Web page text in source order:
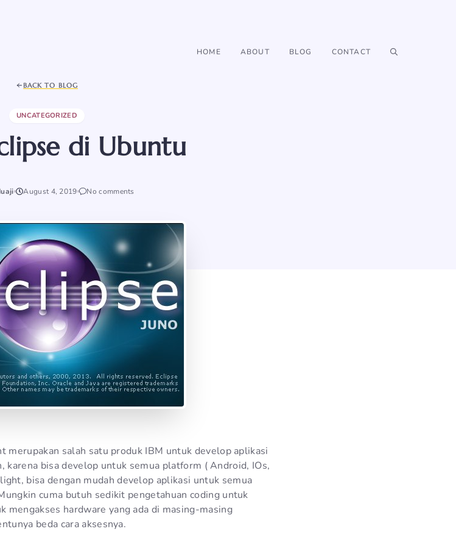
HOME ABOUT BLOG CONTACT
BACK TO BLOG
UNCATEGORIZED
di Ubuntu
August 4, 2019 No comments
merupakan salah satu produk IBM untuk develop aplikasi
karena bisa develop untuk semua platform ( Android, IOs,
bisa dengan mudah develop aplikasi untuk semua
cuma butuh sedikit pengetahuan coding untuk
mengakses hardware yang ada di masing-masing
beda cara aksesnya.